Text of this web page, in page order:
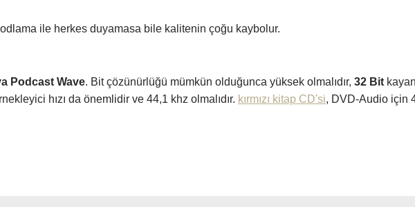
ile herkes duyamasa bile kalitenin çoğu kaybolur.
Podcast Wave. Bit çözünürlüğü mümkün olduğunca yüksek olmalıdır, 32 Bit
hızı da önemlidir ve 44,1 khz olmalıdır. kırmızı kitap CD'si, DVD-Audio için